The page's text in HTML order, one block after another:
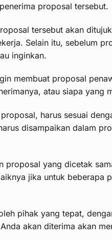
proposal tersebut.
tersebut akan
Selain itu, sebelum
inginkan.
membuat proposal
atau siapa yang
harus sesuai
disampaikan dalam
proposal yang dicetak
jika untuk beberapa
pihak yang tepat,
akan diterima akan